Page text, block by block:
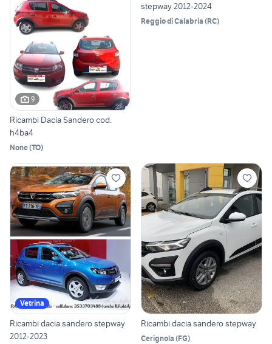
9
Ricambi Dacia Sandero cod.
h4ba4
None(TO)
stepway 2012-2024
Reggio di Calabria (RC)
Vetrina
Ricambi dacia sandero stepway
2012-2023
Ricambi dacia sandero stepway
Cerignola (FG)